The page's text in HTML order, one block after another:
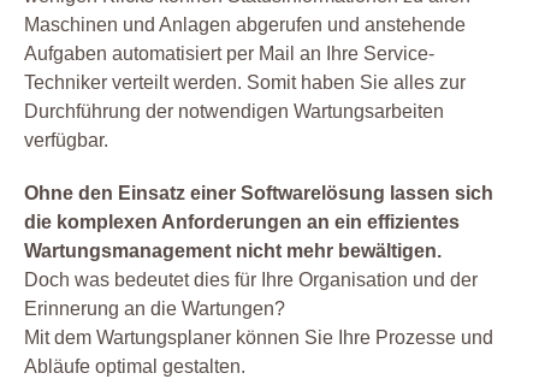
Maschinen und Anlagen abgerufen und anstehende
Aufgaben automatisiert per Mail an Ihre Service-
Techniker verteilt werden. Somit haben Sie alles zur
Durchführung der notwendigen Wartungsarbeiten
verfügbar.
Ohne den Einsatz einer Softwarelösung lassen sich
die komplexen Anforderungen an ein effizientes
Wartungsmanagement nicht mehr bewältigen.
Doch was bedeutet dies für Ihre Organisation und der
Erinnerung an die Wartungen?
Mit dem Wartungsplaner können Sie Ihre Prozesse und
Abläufe optimal gestalten.